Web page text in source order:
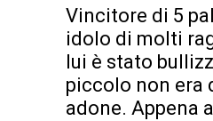
Vincitore di 5
idolo di molti
lui è stato
piccolo non era
adone. Appena